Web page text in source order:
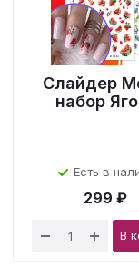
Слайдер
набор
Есть в
299 ₽
В